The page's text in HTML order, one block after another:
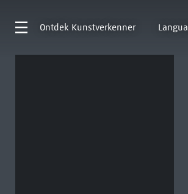
Ontdek Kunstverkenner